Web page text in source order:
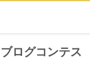
ログコンテス